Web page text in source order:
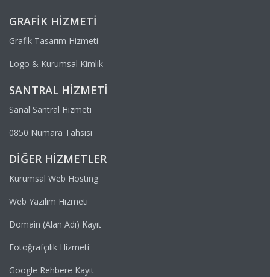
GRAFIK HIZMETI
Grafik Tasarım Hizmeti
Logo & Kurumsal Kimlik
SANTRAL HIZMETI
Sanal Santral Hizmeti
0850 Numara Tahsisi
DIĞER HIZMETLER
Kurumsal Web Hosting
Web Yazılım Hizmeti
Domain (Alan Adı) Kayıt
Fotoğrafçılık Hizmeti
Google Rehbere Kayıt